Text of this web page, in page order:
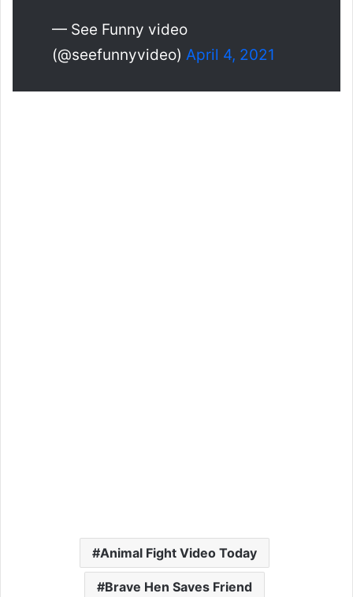
— See Funny video
(@seefunnyvideo) April 4, 2021
Animal Fight Video Today
Brave Hen Saves Friend